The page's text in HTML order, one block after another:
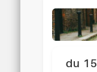
du